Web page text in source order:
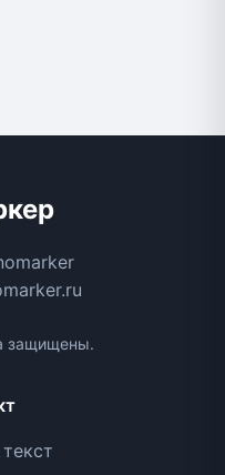
защищены.